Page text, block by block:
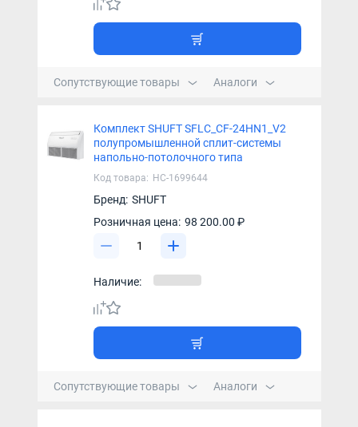
Сопутствующие товары Аналоги
Комплект SHUFT SFLC_CF-24HN1_V2
полупромышленной сплит-системы
напольно-потолочного типа
Код товара: НС-1699644
Бренд: SHUFT
Розничная цена: 98 200.00 ₽
Наличие:
Сопутствующие товары Аналоги